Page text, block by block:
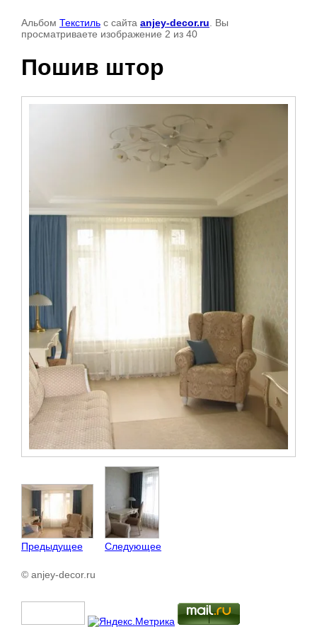
Альбом Текстиль с сайта anjey-decor.ru . Вы
просматриваете изображение 2 из 40
Пошив штор
Предыдущее Следующее
© anjey-decor.ru